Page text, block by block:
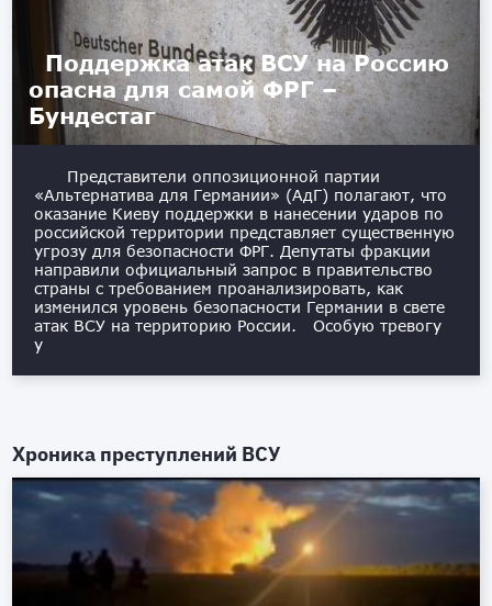
Поддержка атак ВСУ на Россию
опасна для самой ФРГ –
Бундестаг
Представители оппозиционной партии
«Альтернатива для Германии» (АдГ) полагают, что
оказание Киеву поддержки в нанесении ударов по
российской территории представляет существенную
угрозу для безопасности ФРГ. Депутаты фракции
направили официальный запрос в правительство
страны с требованием проанализировать, как
изменился уровень безопасности Германии в свете
атак ВСУ на территорию России. Особую тревогу
у
Хроника преступлений ВСУ